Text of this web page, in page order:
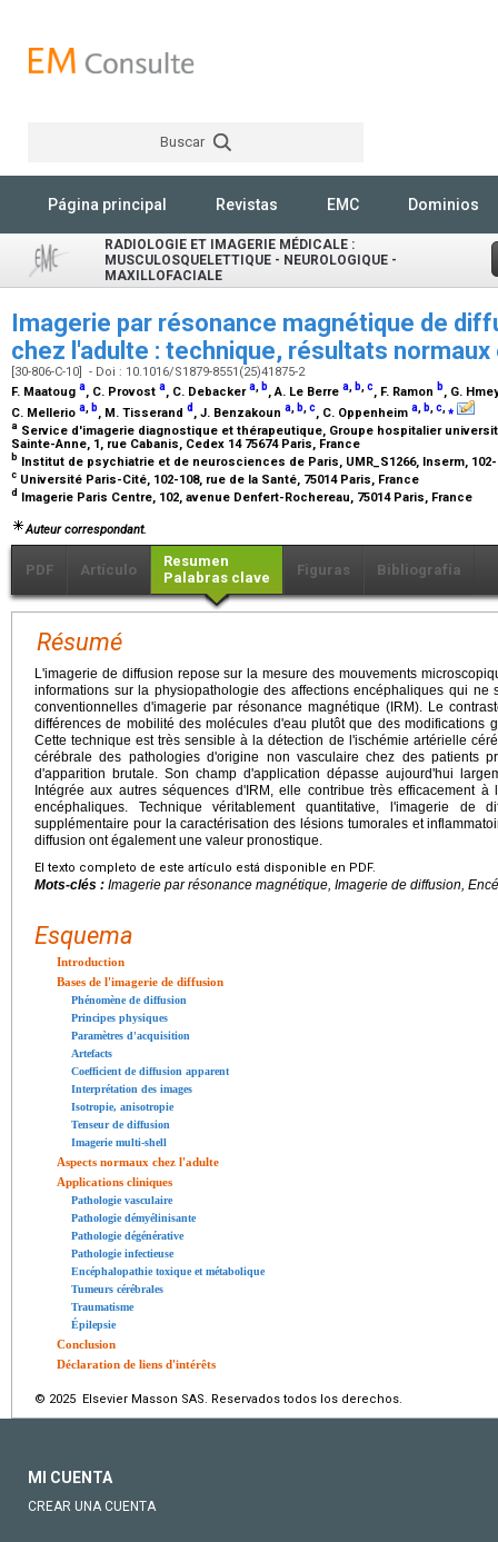
Buscar
Página principal Revistas EMC Dominios
RADIOLOGIE ET IMAGERIE MÉDICALE :
MUSCULOSQUELETTIQUE - NEUROLOGIQUE -
MAXILLOFACIALE
Imagerie par résonance magnétique de
chez l'adulte : technique, résultats
[30-806-C-10] - Doi : 10.1016/S1879-8551(25)41875-2
F. Maatoug a, C. Provost a, C. Debackera b, A. Le Berre a b c, F. Ramon b, G.
C. Mellerio a b, M. Tisserand d , J. Benzakoun a b c, C. Oppenheim a b c ⁎
a Service d'imagerie diagnostique et thérapeutique, Groupe hospitalier
Sainte-Anne, 1, rue Cabanis, Cedex 14 75674 Paris, France
b Institut de psychiatrie et de neurosciences de Paris, UMR_S1266, Inserm,
c Université Paris-Cité, 102-108, rue de la Santé, 75014 Paris, France
d Imagerie Paris Centre, 102, avenue Denfert-Rochereau, 75014 Paris, France
Auteur correspondant.
PDF Artículo
Resumen
Palabras clave
Figuras Bibliografía
Résumé
L'imagerie de diffusion repose sur la mesure des mouvements
informations sur la physiopathologie des affections encéphaliques qui
conventionnelles d'imagerie par résonance magnétique (IRM). Le
différences de mobilité des molécules d'eau plutôt que des modifications
Cette technique est très sensible à la détection de l'ischémie artérielle
cérébrale des pathologies d'origine non vasculaire chez des patients
d'apparition brutale. Son champ d'application dépasse aujourd'hui
Intégrée aux autres séquences d'IRM, elle contribue très efficacement
encéphaliques. Technique véritablement quantitative, l'imagerie de
supplémentaire pour la caractérisation des lésions tumorales et
diffusion ont également une valeur pronostique.
El texto completo de este artículo está disponible en PDF.
Mots-clés : Imagerie par résonance magnétique, Imagerie de diffusion,
Esquema
Introduction
Bases de l'imagerie de diffusion
Phénomène de diffusion
Principes physiques
Paramètres d'acquisition
Artefacts
Coefficient de diffusion apparent
Interprétation des images
Isotropie, anisotropie
Tenseur de diffusion
Imagerie multi-shell
Aspects normaux chez l'adulte
Applications cliniques
Pathologie vasculaire
Pathologie démyélinisante
Pathologie dégénérative
Pathologie infectieuse
Encéphalopathie toxique et métabolique
Tumeurs cérébrales
Traumatisme
Épilepsie
Conclusion
Déclaration de liens d'intérêts
© 2025 Elsevier Masson SAS. Reservados todos los derechos.
MI CUENTA
CREAR UNA CUENTA